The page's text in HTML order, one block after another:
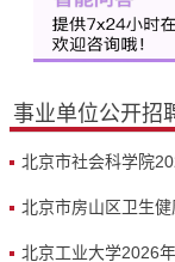
事业单位公开招
北京市社会科学院
北京市房山区卫生
业生（第...
北京工业大学2026